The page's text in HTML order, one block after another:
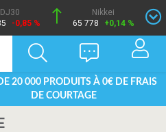
DJ30
-0,85 %
Nikkei
65 778
+0,14 %
20 000 PRODUITS À 0€ DE FRAIS
DE COURTAGE